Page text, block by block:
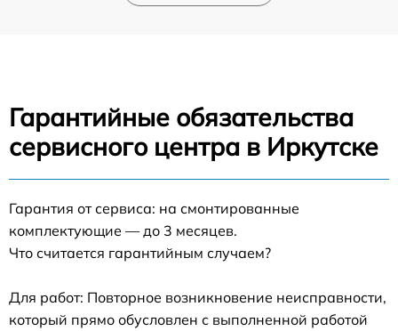
Гарантийные обязательства
сервисного центра в Иркутске
Гарантия от сервиса: на смонтированные
комплектующие — до 3 месяцев.
Что считается гарантийным случаем?
Для работ: Повторное возникновение неисправности,
который прямо обусловлен с выполненной работой